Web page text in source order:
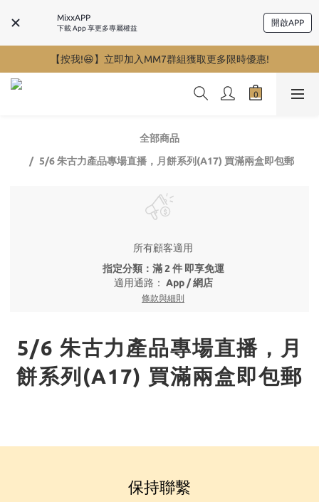
MixxAPP
下載 App 享更多專屬權益
開啟APP
【按我!😆】立即加入MM7群組獲取更多限時優惠!
全部商品
5/6 朱古力產品專場直播，月餅系列(A17) 買滿兩盒即包郵
所有顧客適用
指定分類：滿 2 件 即享免運
適用通路： App / 網店
條款與細則
5/6 朱古力產品專場直播，月
餅系列(A17) 買滿兩盒即包郵
保持聯繫